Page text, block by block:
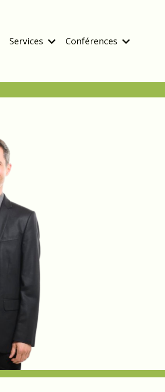
Services Conférences